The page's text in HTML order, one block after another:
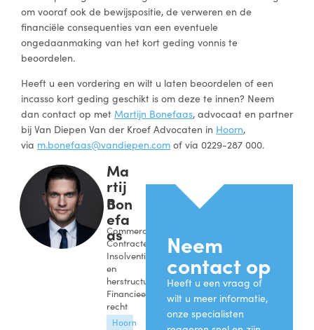
om vooraf ook de bewijspositie, de verweren en de
financiële consequenties van een eventuele
ongedaanmaking van het kort geding vonnis te
beoordelen.
Heeft u een vordering en wilt u laten beoordelen of een
incasso kort geding geschikt is om deze te innen? Neem
dan contact op met Martijn Bonefaas, advocaat en partner
bij Van Diepen Van der Kroef Advocaten in Hoorn,
via m.bonefaas@vandiepen.com of via 0229-287 000.
Ma
rtij
n
Bon
efa
as
Commerciële
Contracten,
Insolventie
en
herstructurering,
Financieel
recht
Hoorn
Neem
contact op
Heeft u een vraag of
wilt u meer informatie,
onze specialisten